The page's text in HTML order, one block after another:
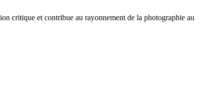
critique et contribue au rayonnement de la photographie au